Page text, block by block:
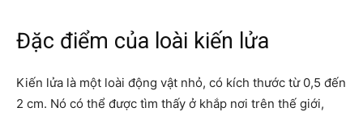
Đặc điểm của loài kiến lửa
Kiến lửa là một loài động vật nhỏ, có kích thước từ 0,5 đến
2 cm. Nó có thể được tìm thấy ở khắp nơi trên thế giới,